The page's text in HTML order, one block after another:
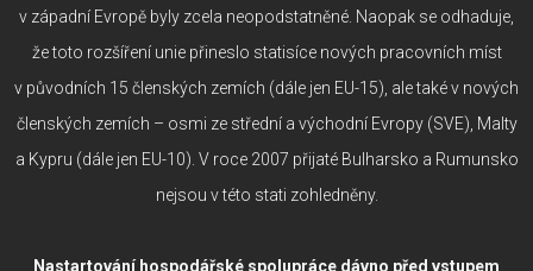
v západní Evropě byly zcela neopodstatněné. Naopak se odhaduje,
že toto rozšíření unie přineslo statisíce nových pracovních míst
v původních 15 členských zemích (dále jen EU-15), ale také v nových
členských zemích – osmi ze střední a východní Evropy (SVE), Malty
a Kypru (dále jen EU-10). V roce 2007 přijaté Bulharsko a Rumunsko
nejsou v této stati zohledněny.
Nastartování hospodářské spolupráce dávno před vstupem